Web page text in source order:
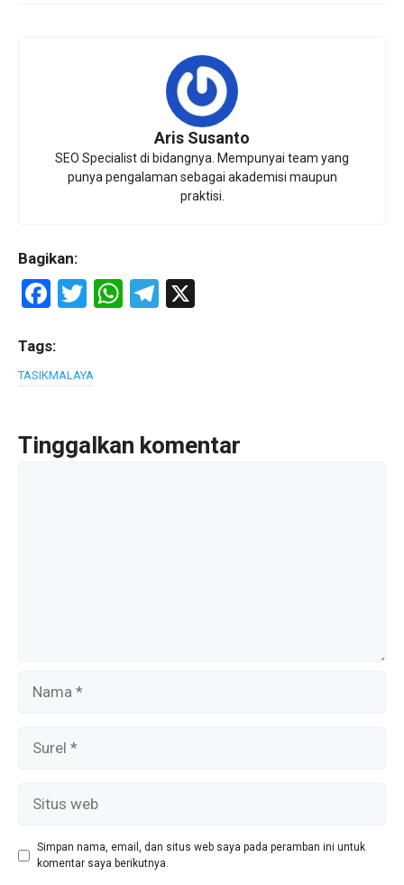
Aris Susanto
SEO Specialist di bidangnya. Mempunyai team yang
punya pengalaman sebagai akademisi maupun
praktisi.
Bagikan:
F
ce
b
o
k
T
er
W
p
T
m
Tags:
TASIKMALAYA
Tinggalkan komentar
Simpan nama, email, dan situs web saya pada peramban ini untuk
komentar saya berikutnya.